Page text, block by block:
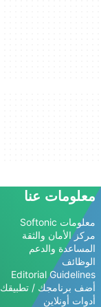
معلومات عنا
معلومات Softonic
مركز الأمان والثقة
المساعدة والدعم
الوظائف
Editorial Guidelines
أضف برنامجك / تطبيقك
أدوات أونلاين